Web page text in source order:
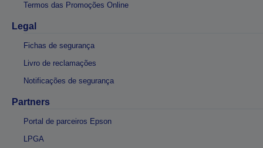
Termos das Promoções Online
Legal
Fichas de segurança
Livro de reclamações
Notificações de segurança
Partners
Portal de parceiros Epson
LPGA